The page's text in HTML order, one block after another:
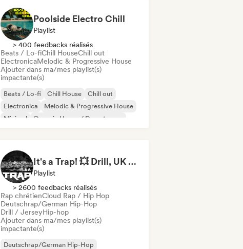
Poolside Electro Chill
Playlist
> 400 feedbacks réalisés
Beats / Lo-fiChill HouseChill out
ElectronicaMelodic & Progressive House
Ajouter dans ma/mes playlist(s)
impactante(s)
Beats / Lo-fi Chill House
Chill out
Electronica
Melodic & Progressive House
Minimal
Organic House / Downtempo
It's a Trap! 💥 Drill, UK Drill & Hard-Hitting Trap
Playlist
> 2600 feedbacks réalisés
Rap chrétienCloud Rap / Hip Hop
Deutschrap/German Hip-Hop
Drill / JerseyHip-hop
Ajouter dans ma/mes playlist(s)
impactante(s)
Deutschrap/German Hip-Hop